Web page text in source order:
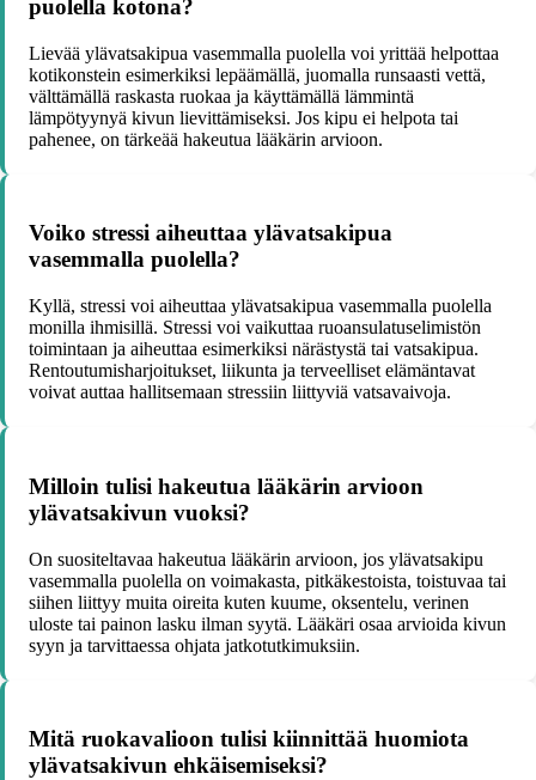
puolella kotona?
Lievää ylävatsakipua vasemmalla puolella voi yrittää helpottaa
kotikonstein esimerkiksi lepäämällä, juomalla runsaasti vettä,
välttämällä raskasta ruokaa ja käyttämällä lämmintä
lämpötyynyä kivun lievittämiseksi. Jos kipu ei helpota tai
pahenee, on tärkeää hakeutua lääkärin arvioon.
Voiko stressi aiheuttaa ylävatsakipua
vasemmalla puolella?
Kyllä, stressi voi aiheuttaa ylävatsakipua vasemmalla puolella
monilla ihmisillä. Stressi voi vaikuttaa ruoansulatuselimistön
toimintaan ja aiheuttaa esimerkiksi närästystä tai vatsakipua.
Rentoutumisharjoitukset, liikunta ja terveelliset elämäntavat
voivat auttaa hallitsemaan stressiin liittyviä vatsavaivoja.
Milloin tulisi hakeutua lääkärin arvioon
ylävatsakivun vuoksi?
On suositeltavaa hakeutua lääkärin arvioon, jos ylävatsakipu
vasemmalla puolella on voimakasta, pitkäkestoista, toistuvaa tai
siihen liittyy muita oireita kuten kuume, oksentelu, verinen
uloste tai painon lasku ilman syytä. Lääkäri osaa arvioida kivun
syyn ja tarvittaessa ohjata jatkotutkimuksiin.
Mitä ruokavalioon tulisi kiinnittää huomiota
ylävatsakivun ehkäisemiseksi?